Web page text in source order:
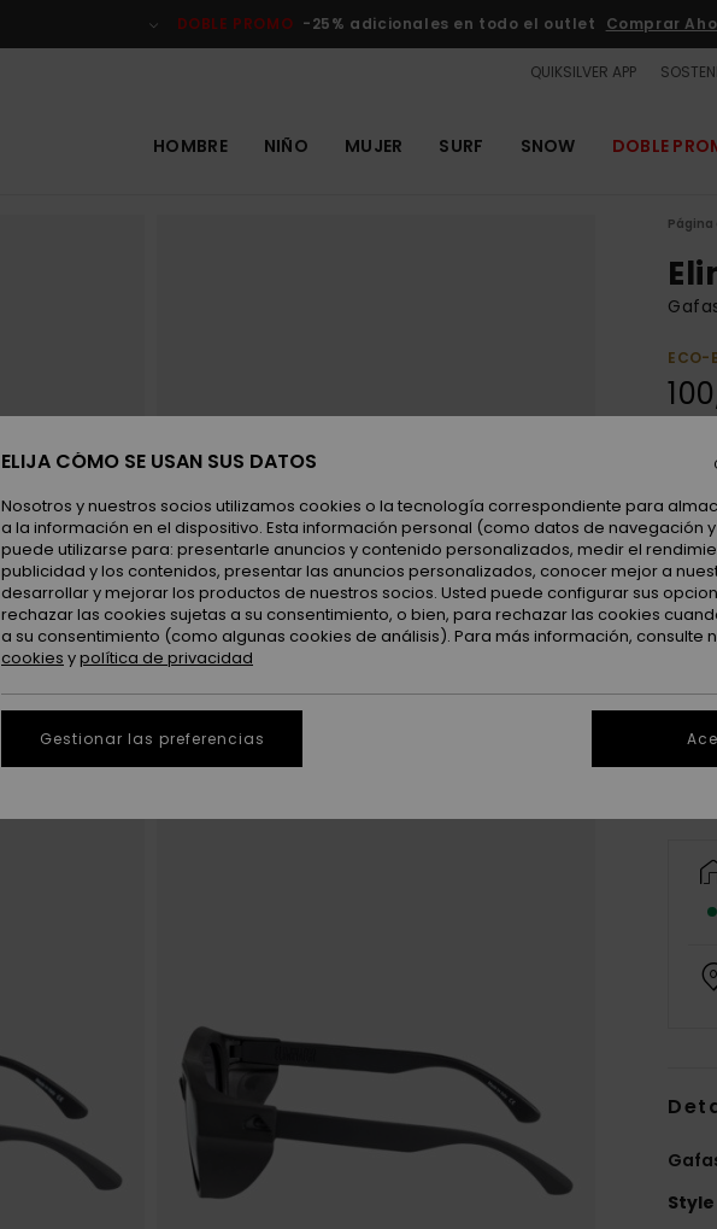
DOBLE PROMO -25% adicionales en todo el outlet Comprar
QUIKSILVER APP
HOMBRE NIÑO MUJER SURF SNOW DOBLE
Página
ECO-
Style
ELIJA CÓMO SE USAN SUS DATOS
Nosotros y nuestros socios utilizamos cookies o la tecnología correspondiente para
a la información en el dispositivo. Esta información personal (como datos de navegación
puede utilizarse para: presentarle anuncios y contenido personalizados, medir el
publicidad y los contenidos, presentar las anuncios personalizados, conocer mejor a
desarrollar y mejorar los productos de nuestros socios. Usted puede configurar sus
rechazar las cookies sujetas a su consentimiento, o bien, para rechazar las cookies
a su consentimiento (como algunas cookies de análisis). Para más información, consulte
cookies ypolítica de privacidad
Gestionar las preferencias